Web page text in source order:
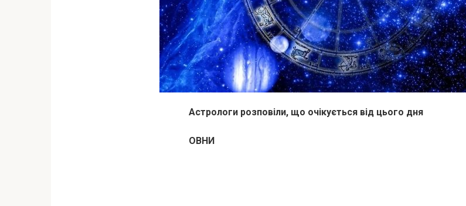
Астрологи розповіли, що очікується від цього дня
ОВНИ